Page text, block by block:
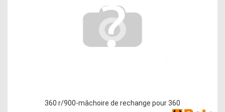
360 r/900-mâchoire de rechange pour 360